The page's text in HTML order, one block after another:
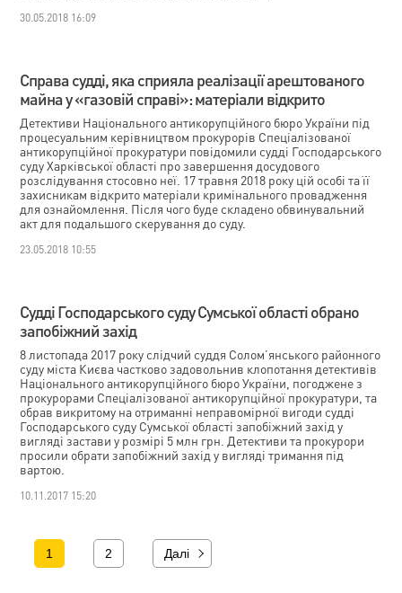
30.05.2018 16:09
Справа судді, яка сприяла реалізації арештованого
майна у «газовій справі»: матеріали відкрито
Детективи Національного антикорупційного бюро України під
процесуальним керівництвом прокурорів Спеціалізованої
антикорупційної прокуратури повідомили судді Господарського
суду Харківської області про завершення досудового
розслідування стосовно неї. 17 травня 2018 року цій особі та її
захисникам відкрито матеріали кримінального провадження
для ознайомлення. Після чого буде складено обвинувальний
акт для подальшого скерування до суду.
23.05.2018 10:55
Судді Господарського суду Сумської області обрано
запобіжний захід
8 листопада 2017 року слідчий суддя Солом’янського районного
суду міста Києва частково задовольнив клопотання детективів
Національного антикорупційного бюро України, погоджене з
прокурорами Спеціалізованої антикорупційної прокуратури, та
обрав викритому на отриманні неправомірної вигоди судді
Господарського суду Сумської області запобіжний захід у
вигляді застави у розмірі 5 млн грн. Детективи та прокурори
просили обрати запобіжний захід у вигляді тримання під
вартою.
10.11.2017 15:20
1 2 Далі